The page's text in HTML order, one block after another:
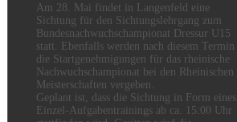
Am 28. Mai findet in Langenfeld eine
Sichtung für den Sichtungslehrgang zum
Bundesnachwuchschampionat Dressur U15
statt. Ebenfalls werden nach diesem Termin
die Startgenehmigungen für das rheinische
Nachwuchschampionat bei den Rheinischen
Meisterschaften vergeben.
Geplant ist, dass die Sichtung in Form eines
Einzel-Aufgabentrainings ab ca. 15:00 Uhr